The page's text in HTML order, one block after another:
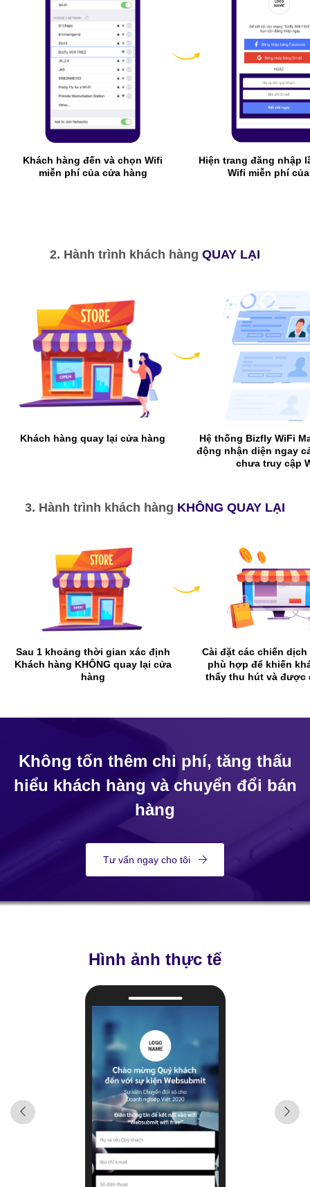
Khách hàng đến và chọn Wifi
miễn phí của cửa hàng
Hiện trang đăng nhập
Wifi miễn phí
2. Hành trình khách hàng QUAY LẠI
Khách hàng quay lại cửa hàng
Hệ thống Bizfly WiFi
động nhận diện ngay
chưa truy cập
3. Hành trình khách hàng KHÔNG QUAY LẠI
Sau 1 khoảng thời gian xác định
Khách hàng KHÔNG quay lại cửa
hàng
Cài đặt các chiến dịch
phù hợp để khiến
thấy thu hút và được
Không tốn thêm chi phí, tăng thấu
hiểu khách hàng và chuyển đổi bán
hàng
Tư vấn ngay cho tôi
Hình ảnh thực tế